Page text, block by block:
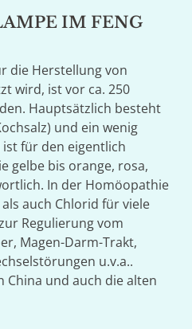
IM FENG
die Herstellung von
wird, ist vor ca. 250
Hauptsätzlich besteht
und ein wenig
für den eigentlich
gelbe bis orange, rosa,
In der Homöopathie
auch Chlorid für viele
Regulierung vom
Magen-Darm-Trakt,
u.v.a..
China und auch die alten